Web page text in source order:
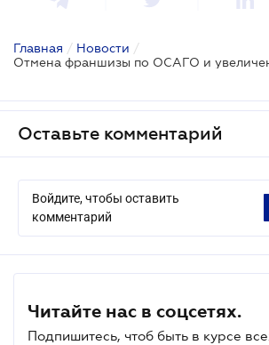
Главная / Новости /
Оставьте комментарий
Войдите, чтобы оставить
комментарий
Читайте нас в соцсетях.
Подпишитесь, чтоб быть в курсе